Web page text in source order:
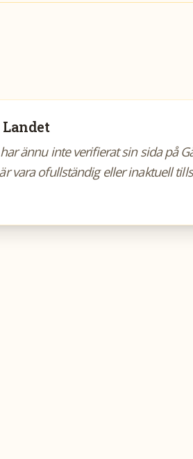
Landet
ännu inte verifierat sin sida på
vara ofullständig eller inaktuell